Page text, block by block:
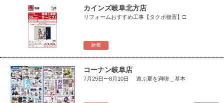
新着
カインズ岐阜北方店
リフォームおすすめ工事【タクボ物置】□
コーナン岐阜店
7月29日〜8月10日 遊ぶ夏を満喫＿基本